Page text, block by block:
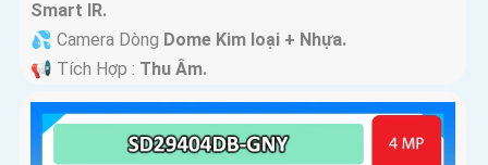
Smart IR.
💦 Camera Dòng Dome Kim loại + Nhựa.
️📢 Tích Hợp : Thu Âm.